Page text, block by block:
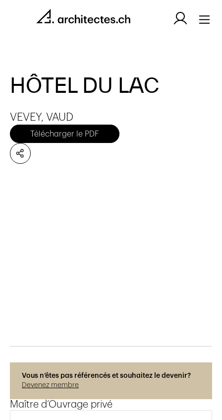
HÔTEL DU LAC
VEVEY, VAUD
Télécharger le PDF
Vous n’êtes pas référencés et souhaitez le devenir?
Devenez membre
Maître d’Ouvrage privé